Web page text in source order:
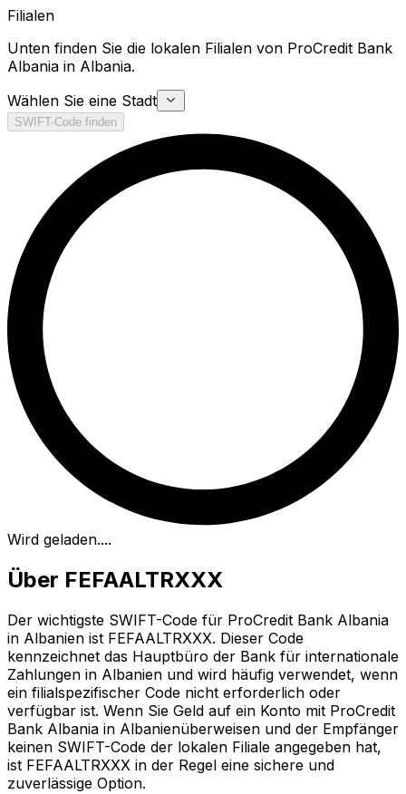
Filialen
Unten finden Sie die lokalen Filialen von ProCredit Bank
Albania in Albania.
Wählen Sie eine Stadt
SWIFT-Code finden
Wird geladen....
Über FEFAALTRXXX
Der wichtigste SWIFT-Code für ProCredit Bank Albania
in Albanien ist FEFAALTRXXX. Dieser Code
kennzeichnet das Hauptbüro der Bank für internationale
Zahlungen in Albanien und wird häufig verwendet, wenn
ein filialspezifischer Code nicht erforderlich oder
verfügbar ist. Wenn Sie Geld auf ein Konto mit ProCredit
Bank Albania in Albanienüberweisen und der Empfänger
keinen SWIFT-Code der lokalen Filiale angegeben hat,
ist FEFAALTRXXX in der Regel eine sichere und
zuverlässige Option.